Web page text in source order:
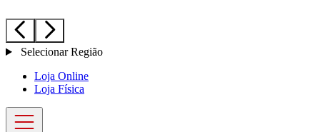
Selecionar Região
Loja Online
Loja Física